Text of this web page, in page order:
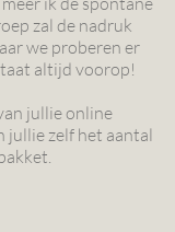
zal de nadruk
we proberen er
altijd voorop!
jullie online
jullie zelf het aantal